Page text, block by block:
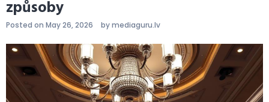
způsoby
Posted on May 26, 2026 bymediaguru.lv